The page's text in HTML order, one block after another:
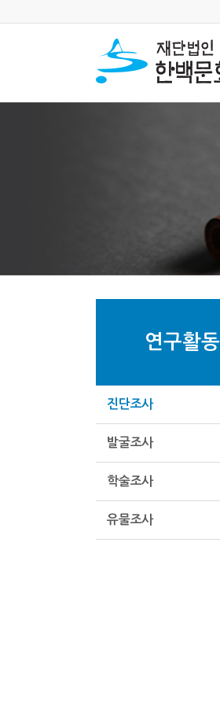
연구활동
진단조사
발굴조사
학술조사
유물조사